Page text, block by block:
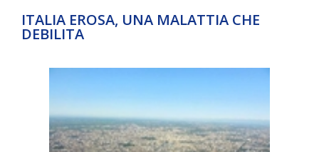
ITALIA EROSA, UNA MALATTIA CHE
DEBILITA